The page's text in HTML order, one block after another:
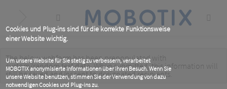
Cookies und Plug-ins sind für die korrekte Funktionsweise
einer Website wichtig.
Um unsere Website für Sie stetig zu verbessern, verarbeitet
MOBOTIX anonymisierte Informationen über Ihren Besuch. Wenn Sie
unsere Website benutzen, stimmen Sie der Verwendung von dazu
notwendigen Cookies und Plug-ins zu.
content
Warning
message
The below webform has been prepopulated with
custom/random test data. When submitted, this information will
still be savedand/orsent to designated recipients.